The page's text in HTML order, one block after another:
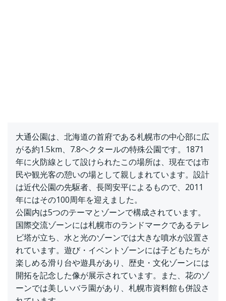
大通公園は、北海道の首府である札幌市の中心部に広
がる約1.5km、7.8ヘクタールの特殊公園です。1871
年に火防線として設けられたこの場所は、現在では市
民や観光客の憩いの場として親しまれています。設計
は近代公園の先駆者、長岡安平によるもので、2011
年にはその100周年を迎えました。
公園内は5つのテーマとゾーンで構成されています。
国際交流ゾーンには札幌市のランドマークであるテレ
ビ塔が立ち、水と光のゾーンでは大きな噴水が設置さ
れています。遊び・イベントゾーンには子どもたちが
楽しめる滑り台や遊具があり、歴史・文化ゾーンには
開拓を記念した像が展示されています。また、花のゾ
ーンでは美しいバラ園があり、札幌市資料館も併設さ